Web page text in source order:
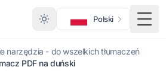
Polski
narzędzia - do wszelkich tłumaczeń
PDF na duński